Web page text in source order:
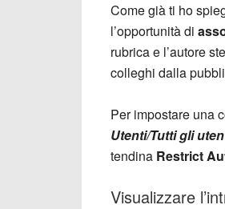
Come già ti ho
l’opportunità di
rubrica e l’autore
colleghi dalla
Per impostare una
Utenti/Tutti gli
tendina Restrict
Visualizzare